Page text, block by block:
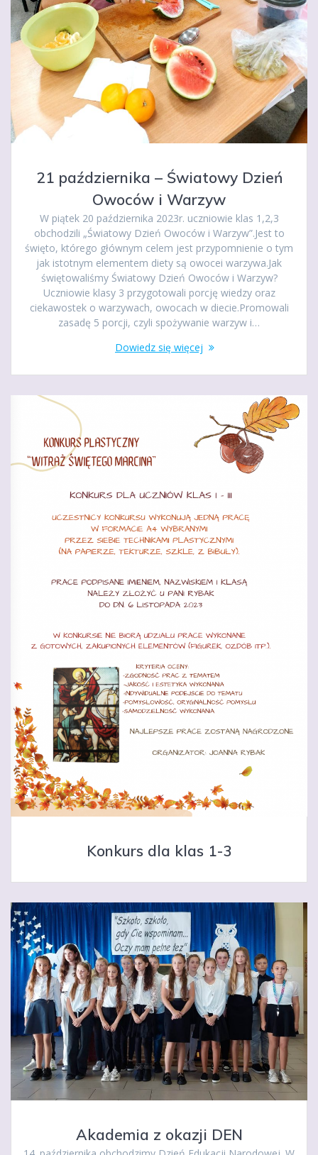
21 października – Światowy Dzień
Owoców i Warzyw
W piątek 20 października 2023r. uczniowie klas 1,2,3
obchodzili „Światowy Dzień Owoców i Warzyw”.Jest to
święto, którego głównym celem jest przypomnienie o tym
jak istotnym elementem diety są owocei warzywa.Jak
świętowaliśmy Światowy Dzień Owoców i Warzyw?
Uczniowie klasy 3 przygotowali porcję wiedzy oraz
ciekawostek o warzywach, owocach w diecie.Promowali
zasadę 5 porcji, czyli spożywanie warzyw i…
Dowiedz się więcej
Konkurs dla klas 1-3
Akademia z okazji DEN